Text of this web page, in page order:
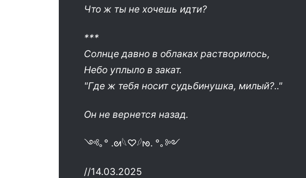
Что ж ты не хочешь идти?
***
Солнце давно в облаках растворилось,
Небо уплыло в закат.
"Где ж тебя носит судьбинушка, милый?.."
Он не вернется назад.
༺｡° .ᘛ𓆩♡𓆪ᘚ. °｡༻
//14.03.2025